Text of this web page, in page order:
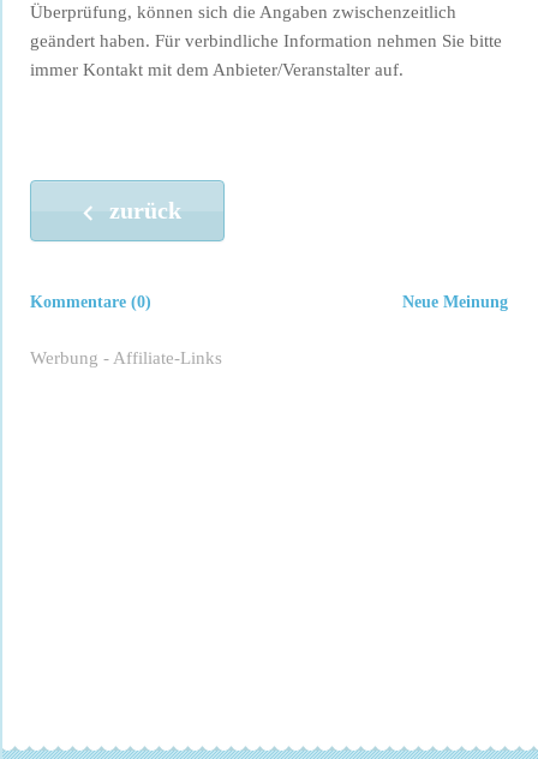
Überprüfung, können sich die Angaben zwischenzeitlich
geändert haben. Für verbindliche Information nehmen Sie bitte
immer Kontakt mit dem Anbieter/Veranstalter auf.
zurück
Neue Meinung
Kommentare (0)
Werbung - Affiliate-Links